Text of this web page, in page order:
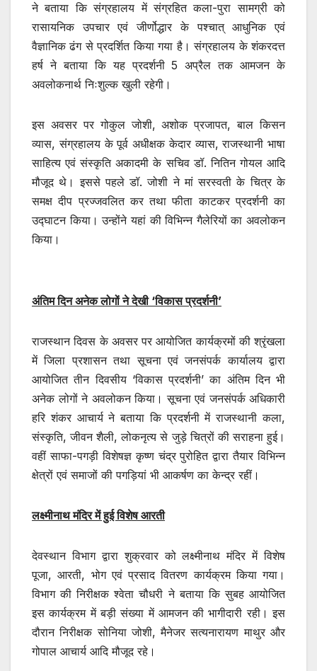
ने बताया कि संग्रहालय में संग्रहित कला-पुरा सामग्री को
रासायनिक उपचार एवं जीर्णोद्धार के पश्चात् आधुनिक एवं
वैज्ञानिक ढंग से प्रदर्शित किया गया है। संग्रहालय के शंकरदत्त
हर्ष ने बताया कि यह प्रदर्शनी 5 अप्रैल तक आमजन के
अवलोकनार्थ निःशुल्क खुली रहेगी।
इस अवसर पर गोकुल जोशी, अशोक प्रजापत, बाल किसन
व्यास, संग्रहालय के पूर्व अधीक्षक केदार व्यास, राजस्थानी भाषा
साहित्य एवं संस्कृति अकादमी के सचिव डॉ. नितिन गोयल आदि
मौजूद थे। इससे पहले डॉ. जोशी ने मां सरस्वती के चित्र के
समक्ष दीप प्रज्जवलित कर तथा फीता काटकर प्रदर्शनी का
उद्घाटन किया। उन्होंने यहां की विभिन्न गैलेरियों का अवलोकन
किया।
अंतिम दिन अनेक लोगों ने देखी ‘विकास प्रदर्शनी’
राजस्थान दिवस के अवसर पर आयोजित कार्यक्रमों की श्रृंखला
में जिला प्रशासन तथा सूचना एवं जनसंपर्क कार्यालय द्वारा
आयोजित तीन दिवसीय ‘विकास प्रदर्शनी’ का अंतिम दिन भी
अनेक लोगों ने अवलोकन किया। सूचना एवं जनसंपर्क अधिकारी
हरि शंकर आचार्य ने बताया कि प्रदर्शनी में राजस्थानी कला,
संस्कृति, जीवन शैली, लोकनृत्य से जुड़े चित्रों की सराहना हुई।
वहीं साफा-पगड़ी विशेषज्ञ कृष्ण चंद्र पुरोहित द्वारा तैयार विभिन्न
क्षेत्रों एवं समाजों की पगड़ियां भी आकर्षण का केन्द्र रहीं।
लक्ष्मीनाथ मंदिर में हुई विशेष आरती
देवस्थान विभाग द्वारा शुक्रवार को लक्ष्मीनाथ मंदिर में विशेष
पूजा, आरती, भोग एवं प्रसाद वितरण कार्यक्रम किया गया।
विभाग की निरीक्षक श्वेता चौधरी ने बताया कि सुबह आयोजित
इस कार्यक्रम में बड़ी संख्या में आमजन की भागीदारी रही। इस
दौरान निरीक्षक सोनिया जोशी, मैनेजर सत्यनारायण माथुर और
गोपाल आचार्य आदि मौजूद रहे।